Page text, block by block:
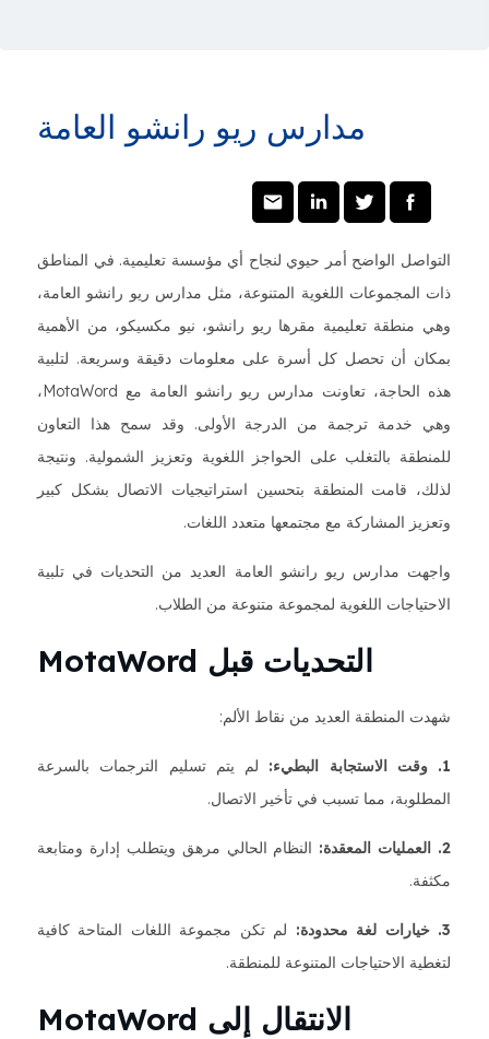
مدارس ريو رانشو العامة
التواصل الواضح أمر حيوي لنجاح أي مؤسسة تعليمية. في المناطق
ذات المجموعات اللغوية المتنوعة، مثل مدارس ريو رانشو العامة،
وهي منطقة تعليمية مقرها ريو رانشو، نيو مكسيكو، من الأهمية
بمكان أن تحصل كل أسرة على معلومات دقيقة وسريعة. لتلبية
هذه الحاجة، تعاونت مدارس ريو رانشو العامة مع MotaWord،
وهي خدمة ترجمة من الدرجة الأولى. وقد سمح هذا التعاون
للمنطقة بالتغلب على الحواجز اللغوية وتعزيز الشمولية. ونتيجة
لذلك، قامت المنطقة بتحسين استراتيجيات الاتصال بشكل كبير
وتعزيز المشاركة مع مجتمعها متعدد اللغات.
واجهت مدارس ريو رانشو العامة العديد من التحديات في تلبية
الاحتياجات اللغوية لمجموعة متنوعة من الطلاب.
التحديات قبل MotaWord
شهدت المنطقة العديد من نقاط الألم:
1. وقت الاستجابة البطيء:
لم يتم تسليم الترجمات بالسرعة
المطلوبة، مما تسبب في تأخير الاتصال.
2. العمليات المعقدة:
النظام الحالي مرهق ويتطلب إدارة ومتابعة
مكثفة.
3. خيارات لغة محدودة:
لم تكن مجموعة اللغات المتاحة كافية
لتغطية الاحتياجات المتنوعة للمنطقة.
الانتقال إلى MotaWord